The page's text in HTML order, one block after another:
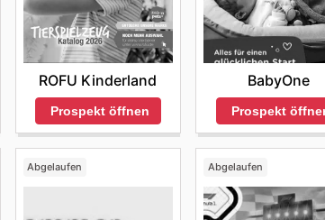
Schlaf Ihres Babys. Entdecken Sie
Schlafumgebung für Ihr Kleines.
ROFU Kinderland
Prospekt öffnen
BabyOne
Prospekt
Abgelaufen Abgelaufen